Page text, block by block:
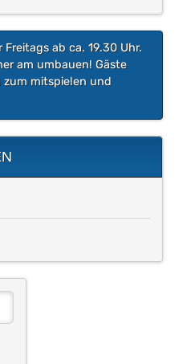
ab ca. 19.30 Uhr.
am umbauen! Gäste
zum mitspielen und